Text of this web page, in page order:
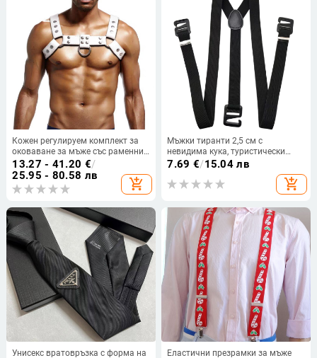
Кожен регулируем комплект за
оковаване за мъже със раменни
и гръдни презрамки, 4 клипа,
нееластичен
13.27 - 41.20 €/
25.95 - 80.58 лв
add_shopping_cart
Мъжки тиранти 2,5 см с
невидима кука, туристически
тиранти, бельо, тиранти за
7.69 €/15.04 лв
add_shopping_cart
Унисекс вратовръзка с форма на
Еластични презрамки за мъже